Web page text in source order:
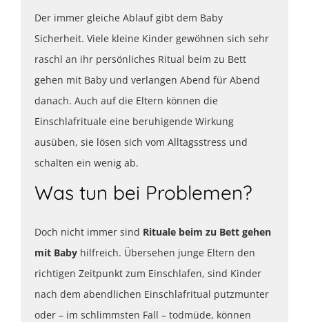
Der immer gleiche Ablauf gibt dem Baby
Sicherheit. Viele kleine Kinder gewöhnen sich sehr
raschl an ihr persönliches Ritual beim zu Bett
gehen mit Baby und verlangen Abend für Abend
danach. Auch auf die Eltern können die
Einschlafrituale eine beruhigende Wirkung
ausüben, sie lösen sich vom Alltagsstress und
schalten ein wenig ab.
Was tun bei Problemen?
Doch nicht immer sind Rituale beim zu Bett gehen
mit Baby hilfreich. Übersehen junge Eltern den
richtigen Zeitpunkt zum Einschlafen, sind Kinder
nach dem abendlichen Einschlafritual putzmunter
oder – im schlimmsten Fall – todmüde, können